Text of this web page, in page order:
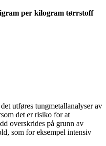
per kilogram tørrstoff
utføres tungmetallanalyser av
det er risiko for at
overskrides på grunn av
som for eksempel intensiv